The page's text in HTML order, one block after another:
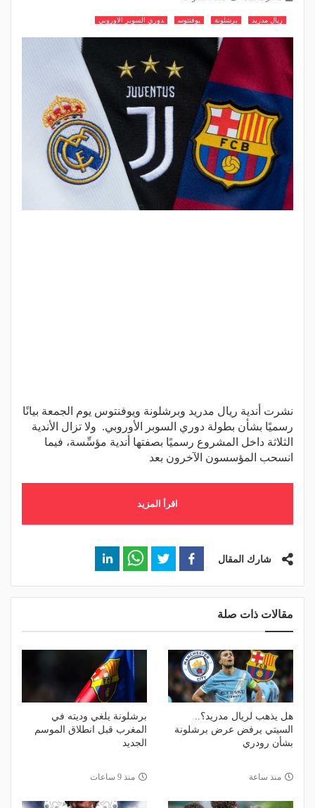
ريال مدريد برشلونة يوفنتوس دوري السوبر الاوروبي
نشرت أندية ريال مدريد وبرشلونة ويوفنتوس يوم الجمعة بيانًا
رسميًا بشأن بطولة دوري السوبر الأوروبي. ولا تزال الأندية
الثلاثة داخل المشروع رسميًا بصفتها أندية مؤسِّسة، فيما
انسحب المؤسسون الآخرون بعد
اقرأ المزيد
شارك المقال
مقالات ذات صلة
هل يذهب لريال مدريد؟..
السيتي يرفض عرض برشلونة
بشأن رودري
منذ ساعة
برشلونة يلغي وديته في
المغرب قبل انطلاق الموسم
الجديد
منذ 9 ساعات